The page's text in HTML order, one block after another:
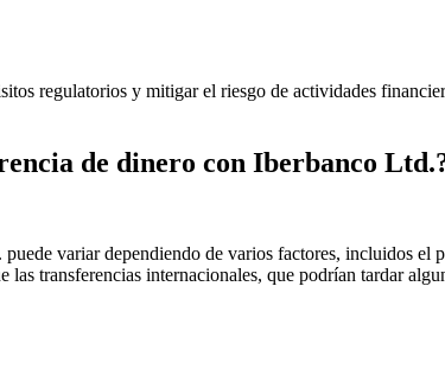
regulatorios y mitigar el riesgo de actividades
de dinero con Iberbanco
variar dependiendo de varios factores, incluidos
transferencias internacionales, que podrían tardar